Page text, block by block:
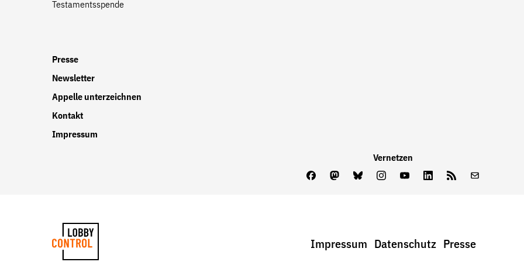
Testamentsspende
Presse
Newsletter
Appelle unterzeichnen
Kontakt
Impressum
Vernetzen
FacebookMastodon
BlueskyInstagram
YoutubeLinkedInFeed
Impressum Datenschutz Presse